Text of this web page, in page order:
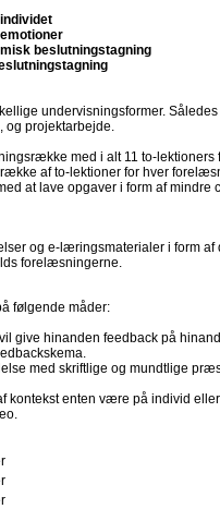
beslutningstagning
undervisningsformer.
og projektarbejde.
med i alt 11 to-
af to-lektioner for hver
at lave opgaver i form af mindre
og e-læringsmaterialer i form af
forelæsningerne.
følgende måder:
give hinanden feedback på
med skriftlige og mundtlige
kontekst enten være på individ